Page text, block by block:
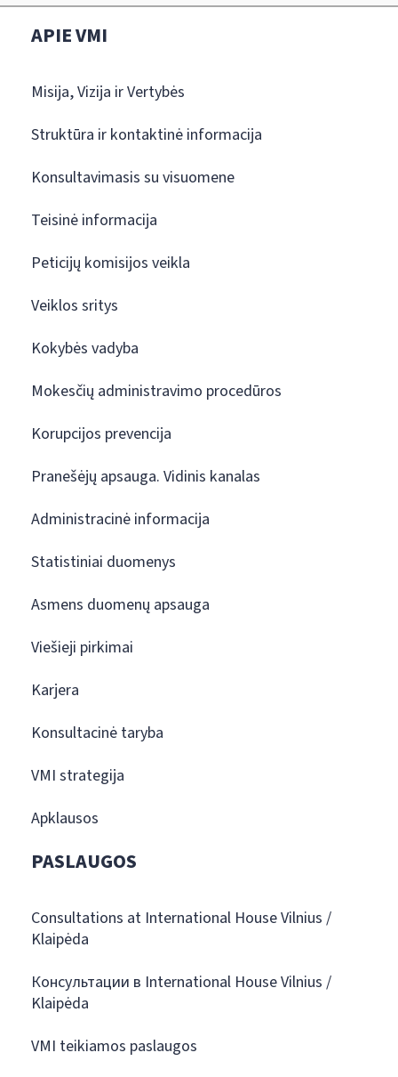
APIE VMI
Misija, Vizija ir Vertybės
Struktūra ir kontaktinė informacija
Konsultavimasis su visuomene
Teisinė informacija
Peticijų komisijos veikla
Veiklos sritys
Kokybės vadyba
Mokesčių administravimo procedūros
Korupcijos prevencija
Pranešėjų apsauga. Vidinis kanalas
Administracinė informacija
Statistiniai duomenys
Asmens duomenų apsauga
Viešieji pirkimai
Karjera
Konsultacinė taryba
VMI strategija
Apklausos
PASLAUGOS
Consultations at International House Vilnius /
Klaipėda
Консультации в International House Vilnius /
Klaipėda
VMI teikiamos paslaugos